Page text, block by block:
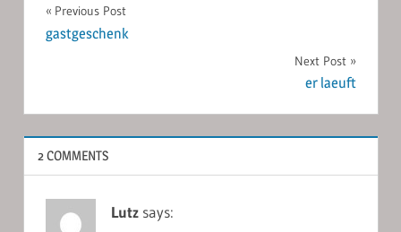
Post
navigation
Previous Post
gastgeschenk
Next Post
er laeuft
2 COMMENTS
Lutz says: